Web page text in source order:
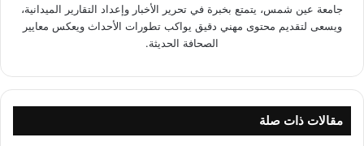
جامعة عين شمس، يتمتع بخبرة في تحرير الأخبار وإعداد التقارير الميدانية،
ويسعى لتقديم محتوى مهني دقيق يواكب تطورات الأحداث ويعكس معايير
الصحافة الحديثة.
مقالات ذات صلة